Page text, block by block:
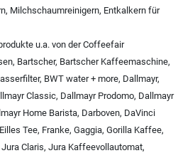
, Milchschaumreinigern, Entkalkern für
u.a. von derCoffeefair
, Bartscher, Bartscher Kaffeemaschine,
, BWT water + more, Dallmayr,
Classic, Dallmayr Prodomo, Dallmayr
Home Barista, Darboven, DaVinci
Eilles Tee, Franke, Gaggia, Gorilla Kaffee,
Jura Claris, Jura Kaffeevollautomat,